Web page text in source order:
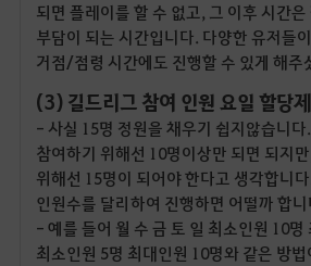
되면 플레이를 할 수 없고, 그 이후 시간
부담이 되는 시간입니다. 다양한 유저들
거점/점령 시간에도 진행할 수 있게 해주
(3) 길드리그 참여 인원 요일 할당제
- 사실 15명 정원을 채우기 쉽지않습니
참여하기 위해선 10명이상만 되면 되지
위해선 15명이 되어야 한다고 생각합니
인원수를 달리하여 진행하면 어떨까 합니
- 예를 들어 월 수 금 토 일 최소인원 10명
최소인원 5명 최대인원 10명와 같은 방